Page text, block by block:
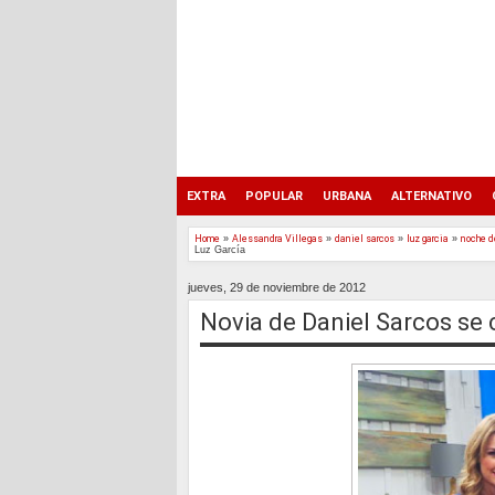
EXTRA POPULAR URBANA ALTERNATIVO
Home » Alessandra Villegas » daniel sarcos » luz garcia » noche
Luz García
jueves, 29 de noviembre de 2012
Novia de Daniel Sarcos